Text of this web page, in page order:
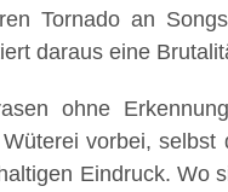
Tornado an
daraus eine
ohne
vorbei,
Eindruck. Wo